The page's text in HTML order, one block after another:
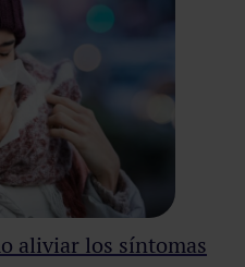
aliviar los síntomas